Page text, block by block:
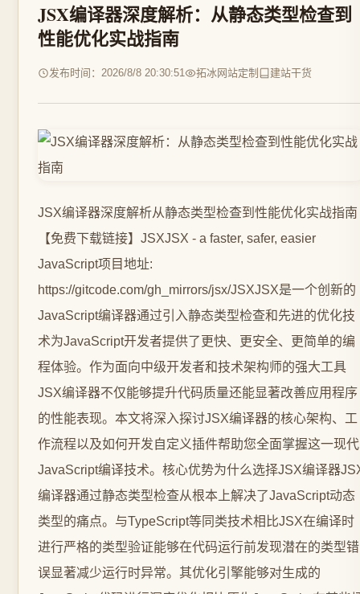
JSX编译器深度解析：从静态类型检查到
性能优化实战指南
发布时间：2026/8/8 20:30:51 拓冰网站定制 建站干货
JSX编译器深度解析从静态类型检查到性能优化实战指南
【免费下载链接】JSXJSX - a faster, safer, easier
JavaScript项目地址:
https://gitcode.com/gh_mirrors/jsx/JSXJSX是一个创新的
JavaScript编译器通过引入静态类型检查和先进的优化技
术为JavaScript开发者提供了更快、更安全、更简单的编
程体验。作为面向中级开发者和技术架构师的强大工具
JSX编译器不仅能够提升代码质量还能显著改善应用程序
的性能表现。本文将深入探讨JSX编译器的核心架构、工
作流程以及如何开发自定义插件帮助您全面掌握这一现代
JavaScript编译技术。核心优势为什么选择JSX编译器
编译器通过静态类型检查从根本上解决了JavaScript动态
类型的痛点。与TypeScript等同类技术相比JSX在编译时
进行严格的类型验证能够在代码运行前发现潜在的类型错
误显著减少运行时异常。其优化引擎能够对生成的